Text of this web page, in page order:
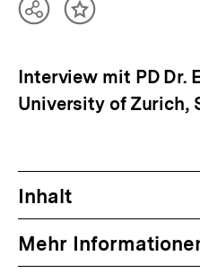
TeilenInhalt
Interview mit PD Dr.
University of Zurich,
Inhalt
Mehr